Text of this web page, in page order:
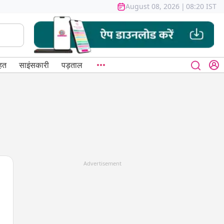
August 08, 2026 | 08:20 IST
साइंसकारी पड़ताल
Advertisement